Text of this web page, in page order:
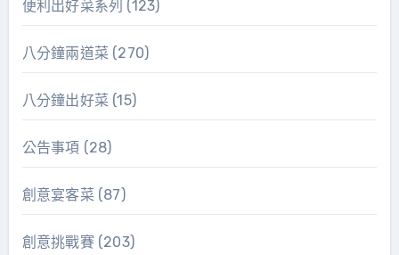
便利出好菜系列 (123)
八分鐘兩道菜 (270)
八分鐘出好菜 (15)
公告事項 (28)
創意宴客菜 (87)
創意挑戰賽(203)